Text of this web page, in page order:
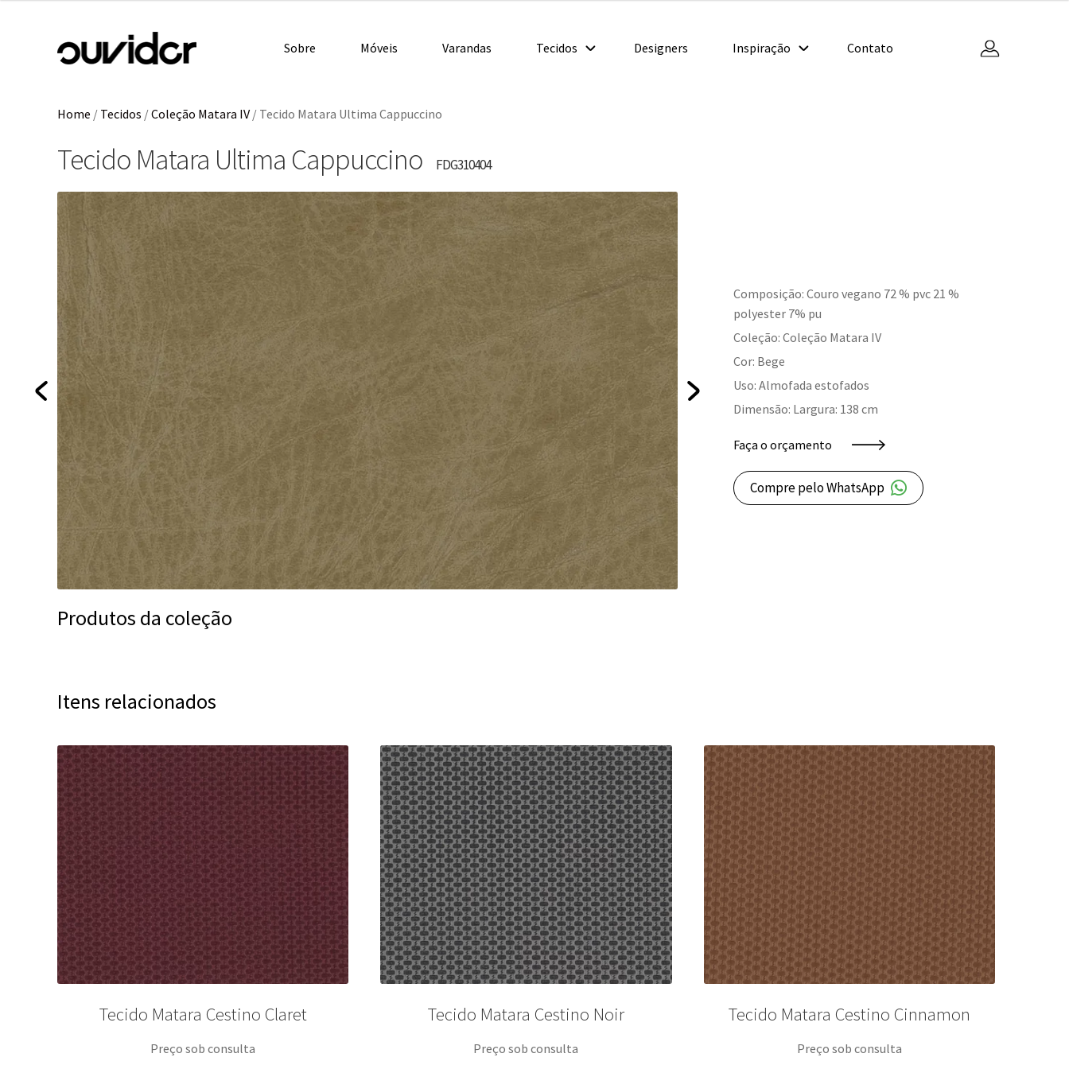
Sobre Móveis Varandas Tecidos Designers Inspiração Contato
Home / Tecidos /Coleção Matara IV / Tecido Matara Ultima Cappuccino
Tecido Matara Ultima Cappuccino FDG310404
Composição: Couro vegano 72 % pvc 21 %
polyester 7% pu
Coleção: Coleção Matara IV
Cor: Bege
Uso: Almofada estofados
Dimensão: Largura: 138 cm
Faça o orçamento
Compre pelo WhatsApp
Produtos da coleção
Itens relacionados
Tecido Matara Cestino Claret
Preço sob consulta
Tecido Matara Cestino Noir
Preço sob consulta
Tecido Matara Cestino Cinnamon
Preço sob consulta